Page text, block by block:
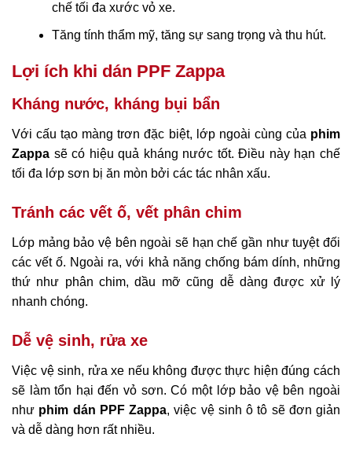
chế tối đa xước vỏ xe.
Tăng tính thẩm mỹ, tăng sự sang trọng và thu hút.
Lợi ích khi dán PPF Zappa
Kháng nước, kháng bụi bẩn
Với cấu tạo màng trơn đặc biệt, lớp ngoài cùng của phim
Zappa sẽ có hiệu quả kháng nước tốt. Điều này hạn chế
tối đa lớp sơn bị ăn mòn bởi các tác nhân xấu.
Tránh các vết ố, vết phân chim
Lớp mảng bảo vệ bên ngoài sẽ hạn chế gần như tuyệt đối
các vết ố. Ngoài ra, với khả năng chống bám dính, những
thứ như phân chim, dầu mỡ cũng dễ dàng được xử lý
nhanh chóng.
Dễ vệ sinh, rửa xe
Việc vệ sinh, rửa xe nếu không được thực hiện đúng cách
sẽ làm tổn hại đến vỏ sơn. Có một lớp bảo vệ bên ngoài
như phim dán PPF Zappa, việc vệ sinh ô tô sẽ đơn giản
và dễ dàng hơn rất nhiều.